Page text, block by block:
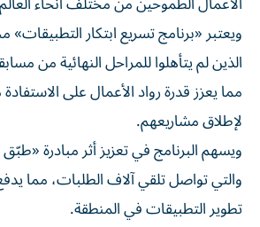
ويعتبر «برنامج تسريع ابتكار
الذين لم يتأهلوا للمراحل النهائية من
مما يعزز قدرة رواد الأعمال على
لإطلاق مشاريعهم.
ويسهم البرنامج في تعزيز أثر مبادرة
والتي تواصل تلقي آلاف الطلبات، مما
تطوير التطبيقات في المنطقة.